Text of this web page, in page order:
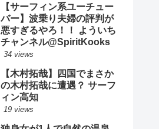
【サーフィン系ユーチュー
バー】波乗り夫婦の評判が
悪すぎるやろ！！ よういち
チャンネル@SpiritKooks
34 views
【木村拓哉】四国でまさか
の木村拓哉に遭遇？ サーフ
ィン高知
19 views